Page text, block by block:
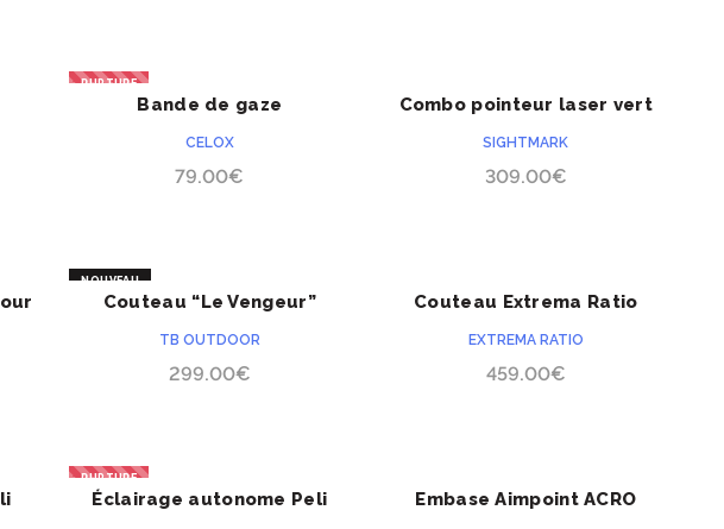
RUPTURE
ACHETER
Bande de gaze
CELOX
79.00€
ACHETER
Combo pointeur laser vert
SIGHTMARK
309.00€
NOUVEAU
ACHETER
Couteau “Le Vengeur”
TB OUTDOOR
299.00€
ACHETER
Couteau Extrema Ratio
EXTREMA RATIO
459.00€
RUPTURE
ACHETER
Éclairage autonome Peli
ACHETER
Embase Aimpoint ACRO